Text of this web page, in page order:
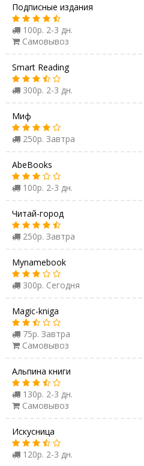
Подписные издания
100р. 2-3 дн.
Самовывоз
Smart Reading
300р. 2-3 дн.
Миф
250р. Завтра
AbeBooks
100р. 2-3 дн.
Читай-город
250р. Завтра
Mynamebook
300р. Сегодня
Magic-kniga
75р. Завтра
Самовывоз
Альпина книги
130р. 2-3 дн.
Самовывоз
Искусница
120р. 2-3 дн.